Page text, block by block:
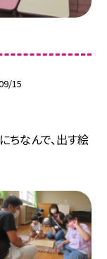
15
ちなんで、出す絵